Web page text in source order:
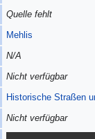
Quelle fehlt
Mehlis
N/A
Nicht verfügbar
Historische Straßen
Nicht verfügbar